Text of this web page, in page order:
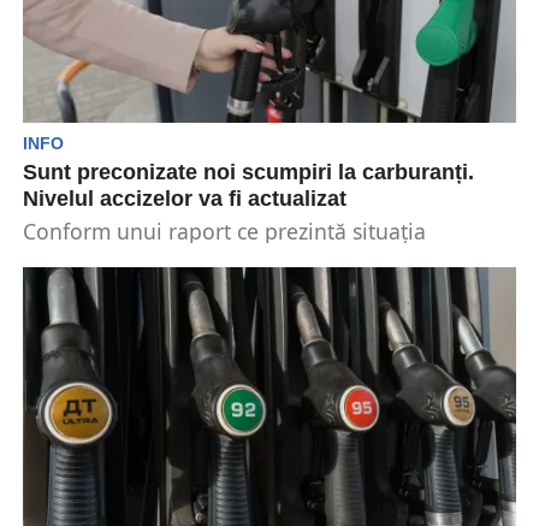
INFO
Sunt preconizate noi scumpiri la carburanți.
Nivelul accizelor va fi actualizat
Conform unui raport ce prezintă situația
motorina vor înregistra noi...